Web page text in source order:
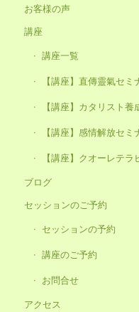
お客様の声
講座
講座一覧
【講座】直傳靈氣セミ
【講座】カタリスト養
【講座】感情解放セミ
【講座】クオーレテ
ブログ
セッションのご予約
セッションの予約
講座のご予約
お問合せ
アクセス